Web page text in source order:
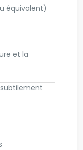
équivalent)
et la